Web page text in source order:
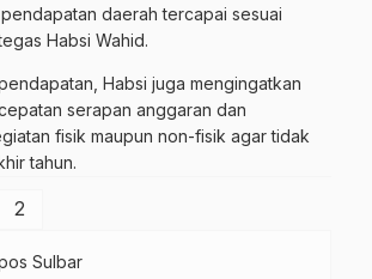
daerah tercapai sesuai
Habsi Wahid.
Habsi juga mengingatkan
serapan anggaran dan
fisik maupun non-fisik agar tidak
tahun.
2
Sulbar